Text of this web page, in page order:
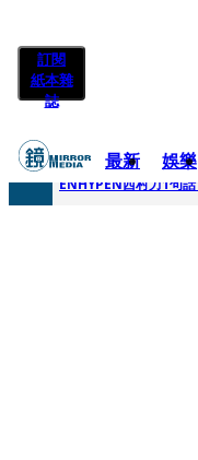
訂閱
紙本雜
誌
最新 娛樂
快訊